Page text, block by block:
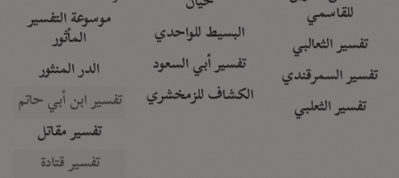
للقاسمي
تفسير الثعالبي
تفسير السمرقندي
تفسير الثعلبي
البسيط للواحدي
تفسير أبي السعود
الكشاف للزمخشري
موسوعة التفسير
المأثور
الدر المنثور
تفسير ابن أبي حاتم
تفسير مقاتل
تفسير قتادة